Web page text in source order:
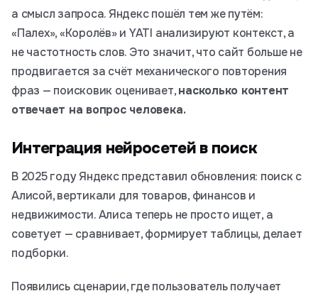
а смысл запроса. Яндекс пошёл тем же путём:
«Палех», «Королёв» и YATI анализируют контекст, а
не частотность слов. Это значит, что сайт больше не
продвигается за счёт механического повторения
фраз — поисковик оценивает,насколько контент
отвечает на вопрос человека.
Интеграция нейросетей в поиск
В 2025 году Яндекс представил обновления: поиск с
Алисой, вертикали для товаров, финансов и
недвижимости. Алиса теперь не просто ищет, а
советует — сравнивает, формирует таблицы, делает
подборки.
Появились сценарии, где пользователь получает